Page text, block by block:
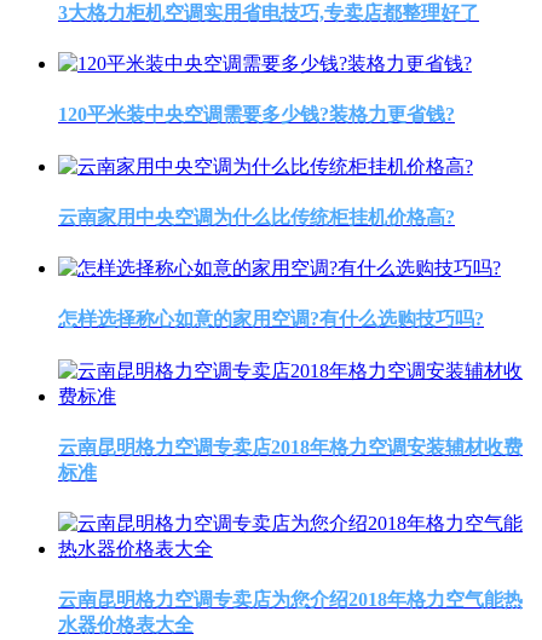
3大格力柜机空调实用省电技巧,专卖店都整理好了
120平米装中央空调需要多少钱?装格力更省钱?
云南家用中央空调为什么比传统柜挂机价格高?
怎样选择称心如意的家用空调?有什么选购技巧吗?
云南昆明格力空调专卖店2018年格力空调安装辅材收费
标准
云南昆明格力空调专卖店为您介绍2018年格力空气能热
水器价格表大全